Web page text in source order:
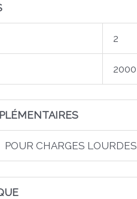
2
2000
POUR CHARGES LOURDES